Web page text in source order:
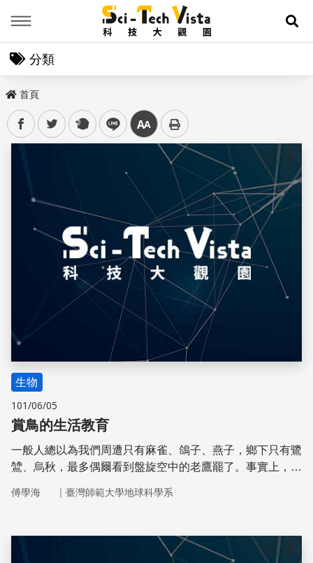
展
分類
首頁
facebooktwitter plurk line 中
儲存
生物
101/06/05
賞鳥的生活教育
一般人總以為我們周遭只有麻雀、鴿子、燕子，鄉下只有鷺
鷥、烏秋，最多偶爾看到盤旋空中的老鷹罷了。事實上，台
遭的鳥類，可以彌補學校教育的不足，豐富我們對大自然的
傅學海 ｜ 臺灣師範大學地球科學系
儲存